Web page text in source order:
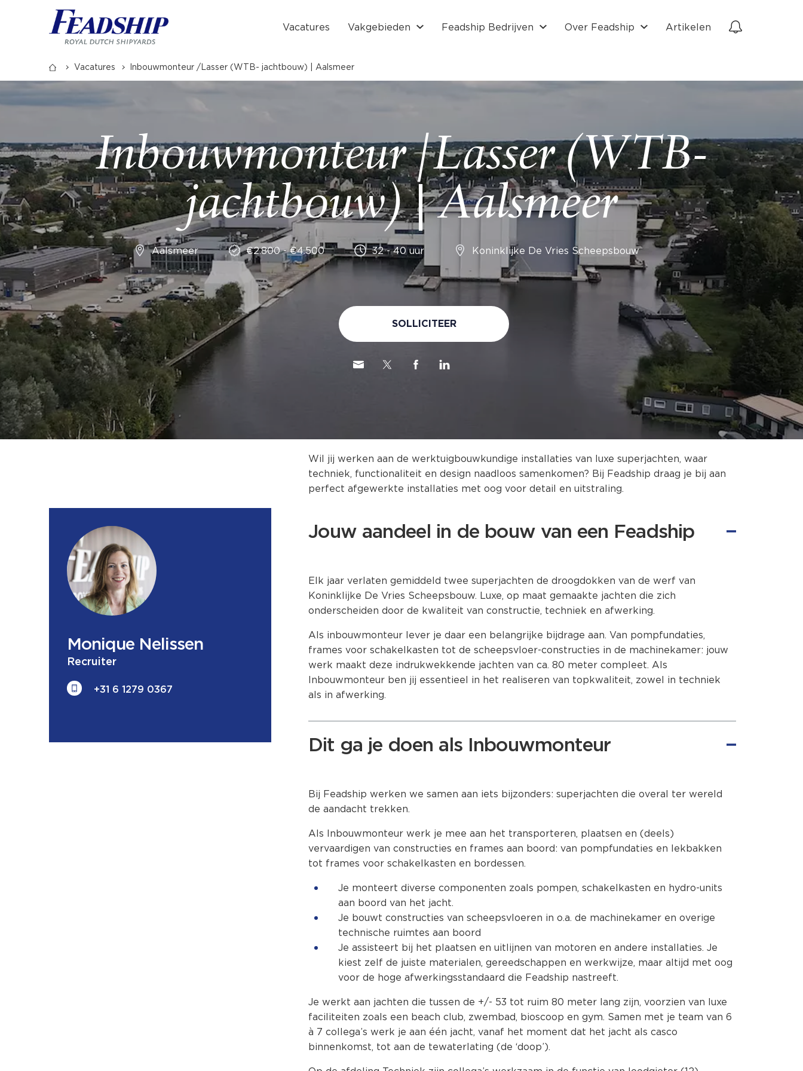
Vacatures Vakgebieden Feadship Bedrijven Over Feadship Artikelen
Vacatures Inbouwmonteur /Lasser (WTB- jachtbouw) | Aalsmeer
Inbouwmonteur /Lasser (WTB-
jachtbouw) | Aalsmeer
Aalsmeer €2.800 - €4.500 32 - 40 uur Koninklijke De Vries Scheepsbouw
SOLLICITEER
Wil jij werken aan de werktuigbouwkundige installaties van luxe superjachten, waar
techniek, functionaliteit en design naadloos samenkomen? Bij Feadship draag je bij aan
perfect afgewerkte installaties met oog voor detail en uitstraling.
Monique Nelissen
Recruiter
+31 6 1279 0367
Jouw aandeel in de bouw van een Feadship
Elk jaar verlaten gemiddeld twee superjachten de droogdokken van de werf van
Koninklijke De Vries Scheepsbouw. Luxe, op maat gemaakte jachten die zich
onderscheiden door de kwaliteit van constructie, techniek en afwerking.
Als inbouwmonteur lever je daar een belangrijke bijdrage aan. Van pompfundaties,
frames voor schakelkasten tot de scheepsvloer-constructies in de machinekamer: jouw
werk maakt deze indrukwekkende jachten van ca. 80 meter compleet. Als
Inbouwmonteur ben jij essentieel in het realiseren van topkwaliteit, zowel in techniek
als in afwerking.
Dit ga je doen als Inbouwmonteur
Bij Feadship werken we samen aan iets bijzonders: superjachten die overal ter wereld
de aandacht trekken.
Als Inbouwmonteur werk je mee aan het transporteren, plaatsen en (deels)
vervaardigen van constructies en frames aan boord: van pompfundaties en lekbakken
tot frames voor schakelkasten en bordessen.
Je monteert diverse componenten zoals pompen, schakelkasten en hydro-units
aan boord van het jacht.
Je bouwt constructies van scheepsvloeren in o.a. de machinekamer en overige
technische ruimtes aan boord
Je assisteert bij het plaatsen en uitlijnen van motoren en andere installaties. Je
kiest zelf de juiste materialen, gereedschappen en werkwijze, maar altijd met oog
voor de hoge afwerkingsstandaard die Feadship nastreeft.
Je werkt aan jachten die tussen de +/- 53 tot ruim 80 meter lang zijn, voorzien van luxe
faciliteiten zoals een beach club, zwembad, bioscoop en gym. Samen met je team van 6
à 7 collega’s werk je aan één jacht, vanaf het moment dat het jacht als casco
binnenkomst, tot aan de tewaterlating (de ‘doop’).